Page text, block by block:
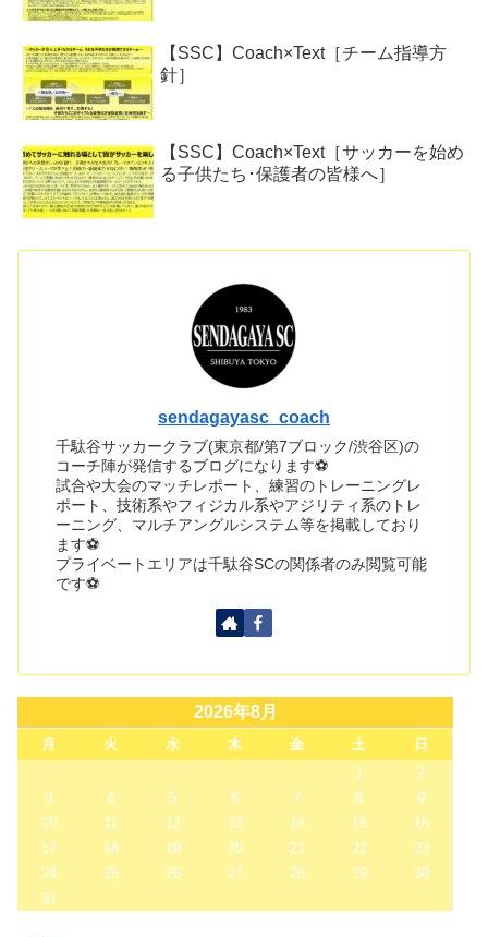
【SSC】Coach×Text［チーム指導方
針］
【SSC】Coach×Text［サッカーを始め
る子供たち･保護者の皆様へ］
sendagayasc_coach
千駄谷サッカークラブ(東京都/第7ブロック/渋谷区)の
コーチ陣が発信するブログになります⚽
試合や大会のマッチレポート、練習のトレーニングレ
ポート、技術系やフィジカル系やアジリティ系のトレ
ーニング、マルチアングルシステム等を掲載しており
ます⚽
プライベートエリアは千駄谷SCの関係者のみ閲覧可能
です⚽
2026年8月
月 火 水 木 金 土
日
1
2
3
4 5 6 7 8
9
10
11 12 13 14 15
16
17
18 19 20 21 22
23
24
25 26 27 28 29
30
31